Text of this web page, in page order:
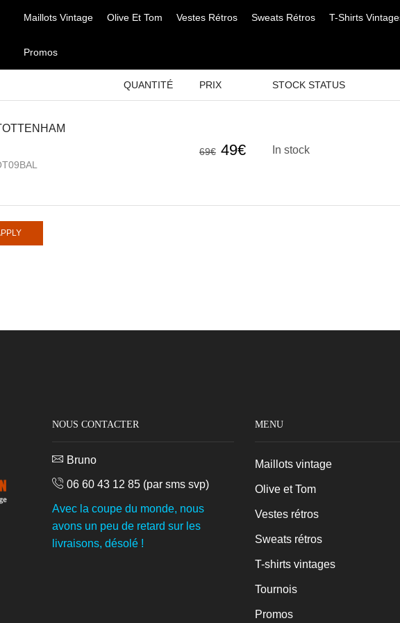
Maillots Vintage Olive Et Tom Vestes Rétros Sweats Rétros T-Shirts
Promos
QUANTITÉ PRIX STOCK STATUS
69€
Le
49€Le
In stock
NOUS CONTACTER
Bruno
06 60 43 12 85(par sms svp)
Avec la coupe du monde, nous
avons un peu de retard sur les
livraisons, désolé !
MENU
Maillots vintage
Olive et Tom
Vestes rétros
Sweats rétros
T-shirts vintages
Tournois
Promos